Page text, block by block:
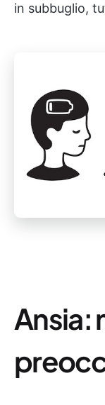
in subbuglio,
Ansia: